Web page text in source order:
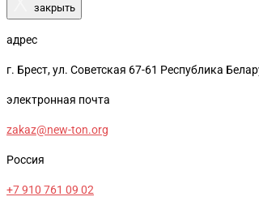
закрыть
адрес
г. Брест, ул. Советская 67-61 Республика
электронная почта
zakaz@new-ton.org
Россия
+7 910 761 09 02